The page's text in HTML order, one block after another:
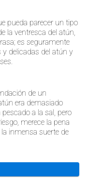
pueda parecer un tipo
la ventresca del atún,
es seguramente
delicadas del atún y
de un
era demasiado
a la sal, pero
merece la pena
inmensa suerte de